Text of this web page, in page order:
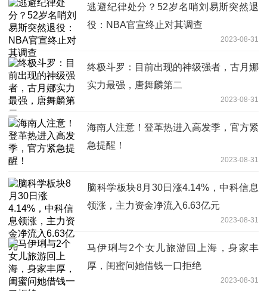
逃避纪律处分？52岁名哨刘易斯突然退
役：NBA官宣终止对其调查
2023-08-31
终极斗罗：目前出现的神级强者，古月娜
实力最强，唐舞麟第二
2023-08-31
海南人注意！登革热进入高发季，官方紧
急提醒！
2023-08-31
脑科学板块8月30日涨4.14%，中科信息
领涨，主力资金净流入6.63亿元
2023-08-31
马伊琍与2个女儿旅游回上海，身家丰
厚，闺蜜问她借钱一口拒绝
2023-08-31